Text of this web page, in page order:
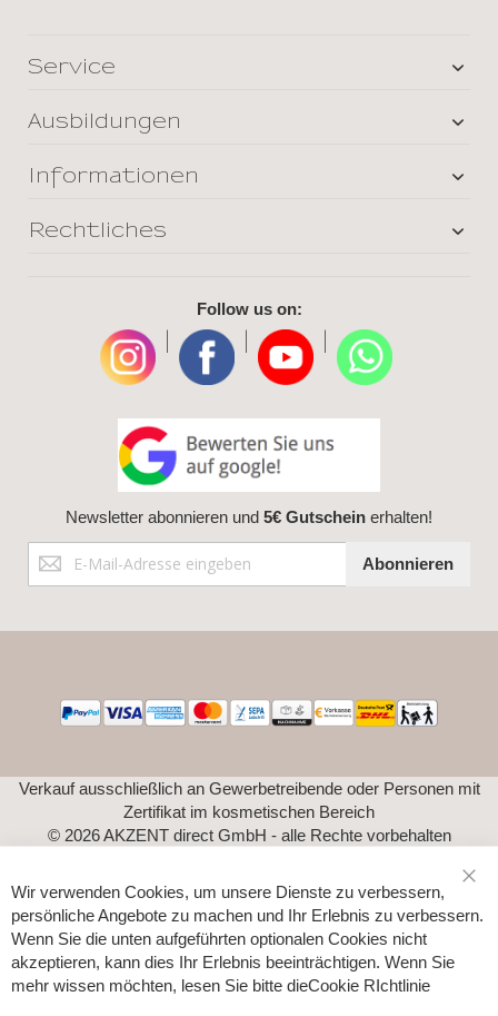
Service
Ausbildungen
Informationen
Rechtliches
Follow us on:
Newsletter abonnieren und 5€ Gutschein erhalten!
Anmeldung
zum
Abonnieren
Verkauf ausschließlich an Gewerbetreibende oder Personen mit
Zertifikat im kosmetischen Bereich
© 2026 AKZENT direct GmbH - alle Rechte vorbehalten
Wir verwenden Cookies, um unsere Dienste zu verbessern,
persönliche Angebote zu machen und Ihr Erlebnis zu verbessern.
Wenn Sie die unten aufgeführten optionalen Cookies nicht
akzeptieren, kann dies Ihr Erlebnis beeinträchtigen. Wenn Sie
mehr wissen möchten, lesen Sie bitte dieCookie RIchtlinie